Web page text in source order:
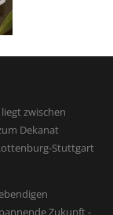
zwischen
Dekanat
Stuttgart
Zukunft -